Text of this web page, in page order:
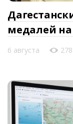
медалей
6 августа 278